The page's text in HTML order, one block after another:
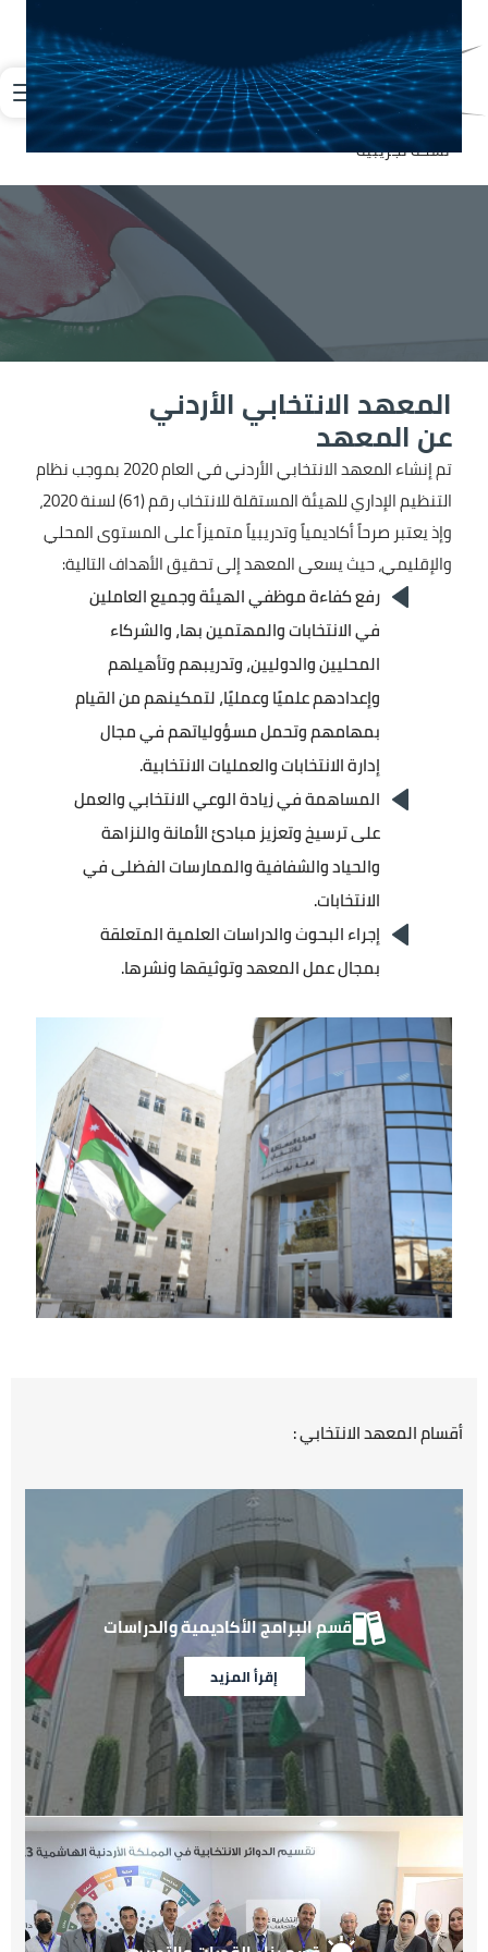
الصورة
نسخة تجريبية
الصورة
عدد المشاركين الكلي في
التدريب
128
عدد المشاركين ذكور
71
عدد المشاركين الاناث
57
عدد البرامج والورش
التدريبية
20
المعهد الانتخابي الأردني
عن المعهد
تم إنشاء المعهد الانتخابي الأردني في العام 2020 بموجب نظام
التنظيم الإداري للهيئة المستقلة للانتخاب رقم (61) لسنة 2020،
وإذ يعتبر صرحاً أكاديمياً وتدريبياً متميزاً على المستوى المحلي
والإقليمي، حيث يسعى المعهد إلى تحقيق الأهداف التالية:
رفع كفاءة موظفي الهيئة وجميع العاملين
في الانتخابات والمهتمين بها، والشركاء
المحليين والدوليين، وتدريبهم وتأهيلهم
وإعدادهم علميًا وعمليًا، لتمكينهم من القيام
بمهامهم وتحمل مسؤولياتهم في مجال
إدارة الانتخابات والعمليات الانتخابية.
المساهمة في زيادة الوعي الانتخابي والعمل
على ترسيخ وتعزيز مبادئ الأمانة والنزاهة
والحياد والشفافية والممارسات الفضلى في
الانتخابات.
إجراء البحوث والدراسات العلمية المتعلقة
بمجال عمل المعهد وتوثيقها ونشرها.
الصورة
أقسام المعهد الانتخابي :
الصورة
الصورةقسم البرامج الأكاديمية والدراسات
إقرأ المزيد